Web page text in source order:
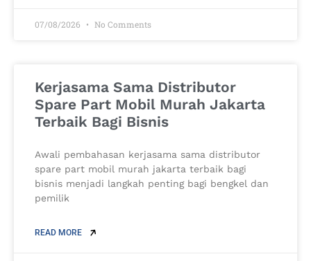
07/08/2026 No Comments
Kerjasama Sama Distributor
Spare Part Mobil Murah Jakarta
Terbaik Bagi Bisnis
Awali pembahasan kerjasama sama distributor
spare part mobil murah jakarta terbaik bagi
bisnis menjadi langkah penting bagi bengkel dan
pemilik
READ MORE